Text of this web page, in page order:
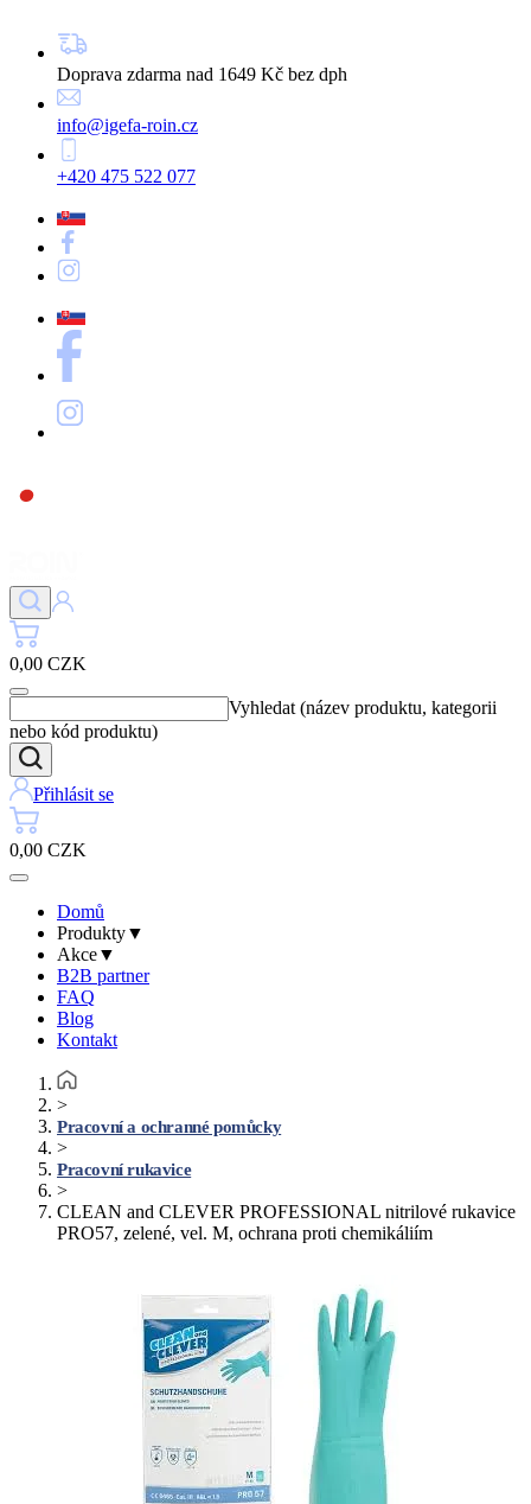
Doprava zdarma nad 1649 Kč bez dph
info@igefa-roin.cz
+420 475 522 077
0,00 CZK
Vyhledat (název produktu, kategorii
nebo kód produktu)
Přihlásit se
0,00 CZK
Domů
Produkty▼
Akce▼
B2B partner
FAQ
Blog
Kontakt
>
Pracovní a ochranné pomůcky
>
Pracovní rukavice
>
CLEAN and CLEVER PROFESSIONAL nitrilové rukavice
PRO57, zelené, vel. M, ochrana proti chemikáliím